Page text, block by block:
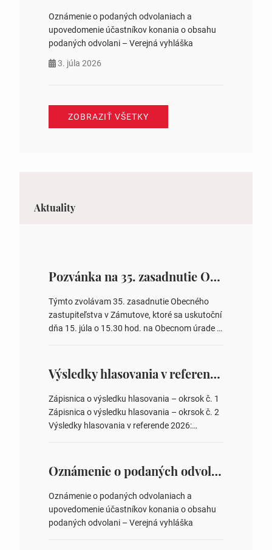
Oznámenie o podaných odvolaniach a
upovedomenie účastníkov konania o obsahu
podaných odvolani – Verejná vyhláška
3. júla 2026
ZOBRAZIŤ VŠETKY
Aktuality
Pozvánka na 35. zasadnutie OZ v Zámutove
Týmto zvolávam 35. zasadnutie Obecného
zastupiteľstva v Zámutove, ktoré sa uskutoční
dňa 15. júla o 15.30 hod. na Obecnom úrade v
overovateľov zápisnice 3. Určenie volebných
obvodov pre voľby poslancov obecných
zastupiteľstiev, počtu poslancov obecných
zastupiteľstiev v nich 4. Schválenie odpredaja
obecného pozemku –…
Výsledky hlasovania v referende 2026
Zápisnica o výsledku hlasovania – okrsok č. 1
Zápisnica o výsledku hlasovania – okrsok č. 2
Výsledky hlasovania v referende 2026:
ysledky.html
Oznámenie o podaných odvolaniach a upovedomenie účastníkov konania o obsahu podaných odvolani – Verejná vyhláška
Oznámenie o podaných odvolaniach a
upovedomenie účastníkov konania o obsahu
podaných odvolani – Verejná vyhláška